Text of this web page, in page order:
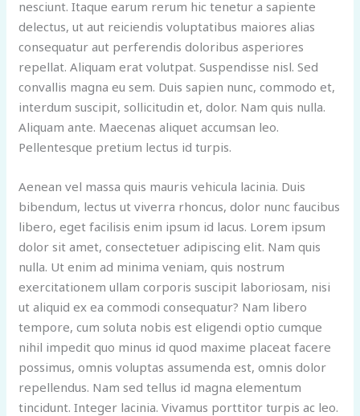
nesciunt. Itaque earum rerum hic tenetur a sapiente
delectus, ut aut reiciendis voluptatibus maiores alias
consequatur aut perferendis doloribus asperiores
repellat. Aliquam erat volutpat. Suspendisse nisl. Sed
convallis magna eu sem. Duis sapien nunc, commodo et,
interdum suscipit, sollicitudin et, dolor. Nam quis nulla.
Aliquam ante. Maecenas aliquet accumsan leo.
Pellentesque pretium lectus id turpis.
Aenean vel massa quis mauris vehicula lacinia. Duis
bibendum, lectus ut viverra rhoncus, dolor nunc faucibus
libero, eget facilisis enim ipsum id lacus. Lorem ipsum
dolor sit amet, consectetuer adipiscing elit. Nam quis
nulla. Ut enim ad minima veniam, quis nostrum
exercitationem ullam corporis suscipit laboriosam, nisi
ut aliquid ex ea commodi consequatur? Nam libero
tempore, cum soluta nobis est eligendi optio cumque
nihil impedit quo minus id quod maxime placeat facere
possimus, omnis voluptas assumenda est, omnis dolor
repellendus. Nam sed tellus id magna elementum
tincidunt. Integer lacinia. Vivamus porttitor turpis ac leo.